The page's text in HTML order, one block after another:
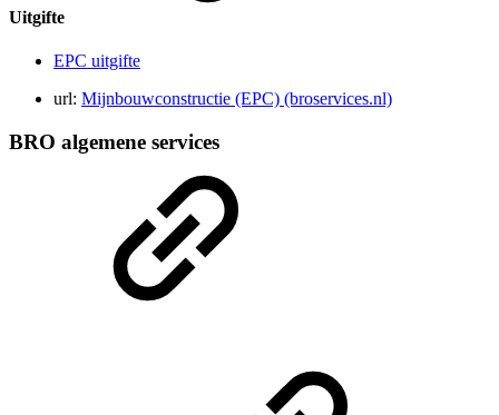
Uitgifte
EPC uitgifte
url: Mijnbouwconstructie (EPC) (broservices.nl)
BRO algemene services